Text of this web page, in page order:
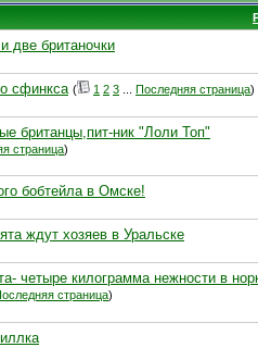
две британочки
сфинкса ( 1 2 3 Последняя страница)
британцы,пит-ник "Лоли Топ"
страница)
бобтейла в Омске!
ждут хозяев в Уральске
четыре килограмма нежности в
страница)